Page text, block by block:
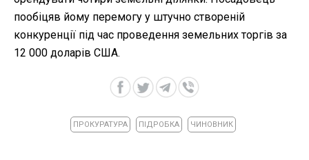
пообіцяв йому перемогу у штучно створеній
конкуренції під час проведення земельних торгів за
12 000 доларів США.
ПРОКУРАТУРА ПІДРОБКА ЧИНОВНИК